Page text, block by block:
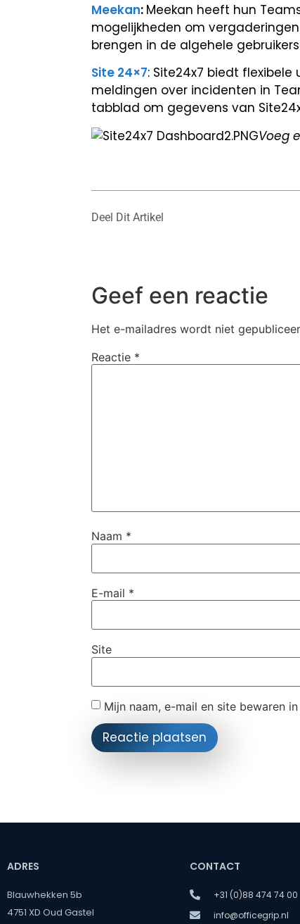
Meekan: Meekan heeft hun
mogelijkheden om
brengen in de algehele
Site 24×7: Site24x7 biedt
meldingen over incidenten in
tabblad om gegevens van
Voeg
Deel Dit Artikel
Geef een reactie
Het e-mailadres wordt niet
Reactie *
Naam *
E-mail *
Site
Mijn naam, e-mail en site bewaren
ADRES
Blauwhekken 5b
4751 XD Oud Gastel
CONTACT
+31 (0)88 474 74 00
info@officegrip.nl